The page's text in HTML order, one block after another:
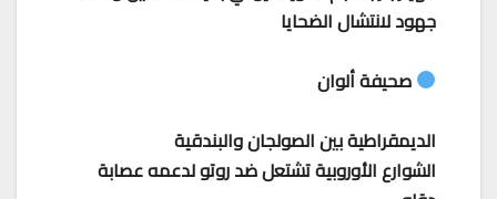
جهود لانتشال الضحايا
صحيفة ألوان
الديمقراطية بين الصولجان والبندقية
الشوارع الأوروبية تشتعل ضد روتو لدعمه عصابة